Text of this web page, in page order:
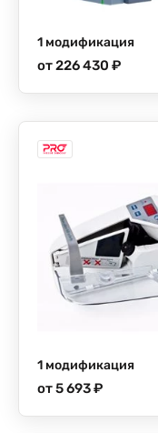
1 модификация
от 226 430 ₽
1 модификация
от 5 693 ₽